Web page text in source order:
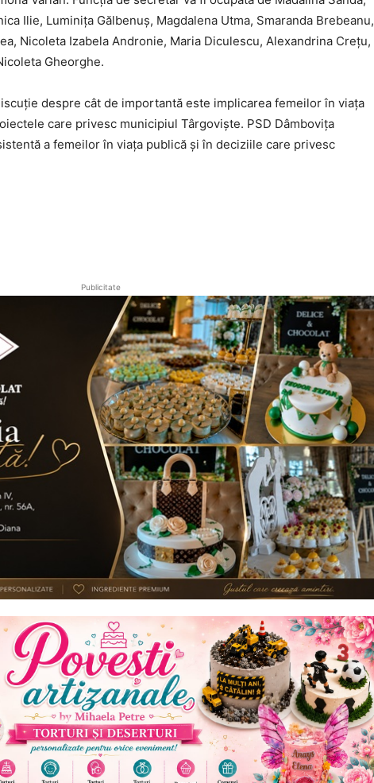
Ilie, Luminița Gălbenuș, Magdalena Utma, Smaranda Brebeanu,
Nicoleta Izabela Andronie, Maria Diculescu, Alexandrina Crețu,
Gheorghe.
despre cât de importantă este implicarea femeilor în viața
care privesc municipiul Târgoviște. PSD Dâmbovița
a femeilor în viața publică și în deciziile care privesc
Publicitate